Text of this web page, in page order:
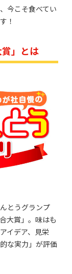
今こそ食べてい
！
」とは
とうグランプ
大賞」。味はも
イデア、見栄
な実力」が評価